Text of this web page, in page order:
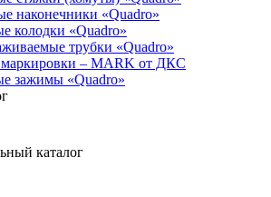
наконечники «Quadro»
колодки «Quadro»
трубки «Quadro»
– MARK от ДКС
зажимы «Quadro»
каталог